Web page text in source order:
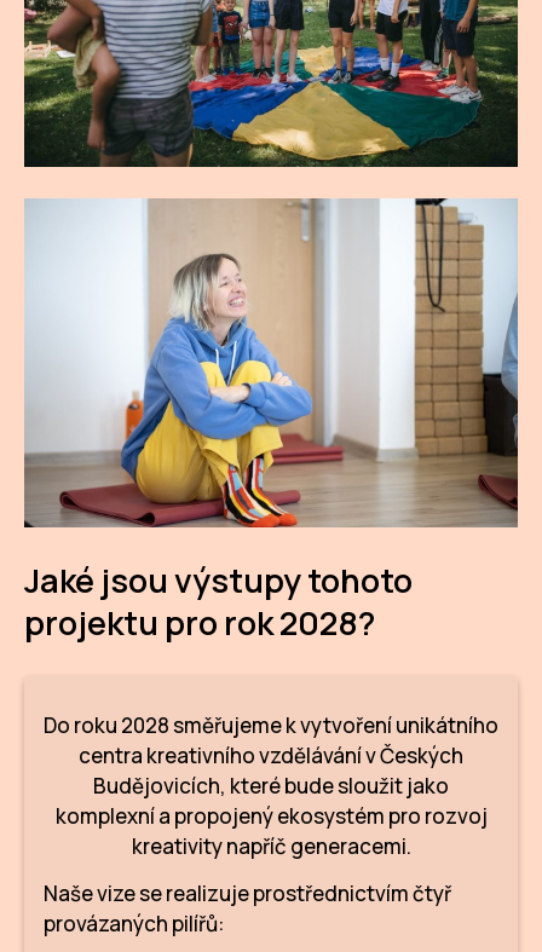
Jaké jsou výstupy tohoto
projektu pro rok 2028?
Do roku 2028 směřujeme k vytvoření unikátního
centra kreativního vzdělávání v Českých
Budějovicích, které bude sloužit jako
komplexní a propojený ekosystém pro rozvoj
kreativity napříč generacemi.
Naše vize se realizuje prostřednictvím čtyř
provázaných pilířů: